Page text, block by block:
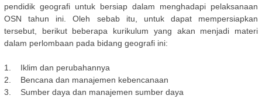
pendidik geografi untuk bersiap dalam menghadapi pelaksanaan
OSN tahun ini. Oleh sebab itu, untuk dapat mempersiapkan
tersebut, berikut beberapa kurikulum yang akan menjadi materi
dalam perlombaan pada bidang geografi ini:
1. Iklim dan perubahannya
2. Bencana dan manajemen kebencanaan
3. Sumber daya dan manajemen sumber daya